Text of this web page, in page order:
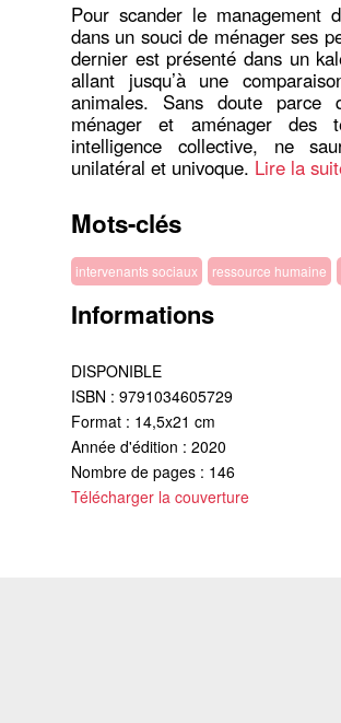
Pour scander le management
dans un souci de ménager ses
dernier est présenté dans un
allant jusqu’à une
animales. Sans doute parce
ménager et aménager des
intelligence collective, ne
unilatéral et univoque. Lire la
Mots-clés
intervenants sociaux ressource humaine
Informations
DISPONIBLE
ISBN : 9791034605729
Format : 14,5x21 cm
Année d'édition : 2020
Nombre de pages : 146
Télécharger la couverture